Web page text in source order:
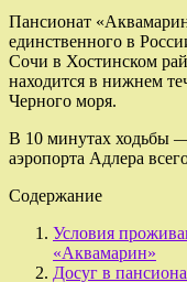
Пансионат
единственного в
Сочи в Хостинском
находится в нижнем
Черного моря.
В 10 минутах ходьбы
аэропорта Адлера
Содержание
Условия
«Аквамарин»
Досуг в